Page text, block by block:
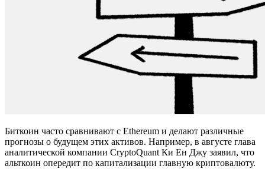
Биткоин часто сравнивают с Ethereum и делают различные
прогнозы о будущем этих активов. Например, в августе глава
аналитической компании CryptoQuant Ки Ен Джу заявил, что
альткоин опередит по капитализации главную криптовалюту.